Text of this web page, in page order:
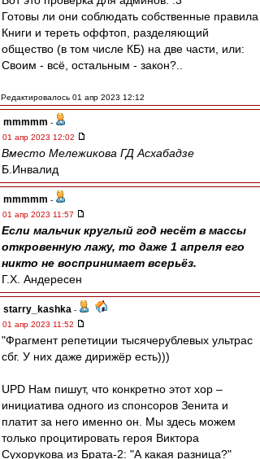
Готовы ли они соблюдать собственные правила
Книги и тереть оффтоп, разделяющий
общество (в том числе КБ) на две части, или:
Своим - всё, остальным - закон?..
Редактировалось 01 апр 2023 12:12
mmmmm -
01 апр 2023 12:02
Вместо Мележикова ГД Асхабадзе
Б.Инвалид
mmmmm -
01 апр 2023 11:57
Если мальчик круглый год несёт в массы
откровенную лажу, то даже 1 апреля его
никто не воспринимает всерьёз.
Г.Х. Андересен
starry_kashka -
01 апр 2023 11:52
"Фрагмент репетиции тысячерублевых ультрас
сбг. У них даже дирижёр есть)))
UPD Нам пишут, что конкретно этот хор –
инициатива одного из спонсоров Зенита и
платит за него именно он. Мы здесь можем
только процитировать героя Виктора
Сухорукова из Брата-2: "А какая разница?"